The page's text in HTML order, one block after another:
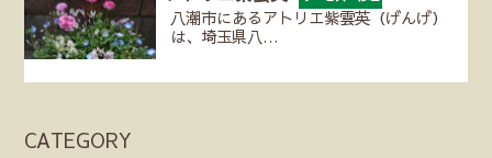
八潮市にあるアトリエ紫雲英（げんげ）
は、埼玉県八…
CATEGORY